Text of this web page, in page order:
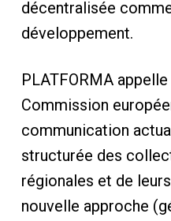
décentralisée
développement.
PLATFORMA
Commission
communication
structurée des
régionales et de
nouvelle approche